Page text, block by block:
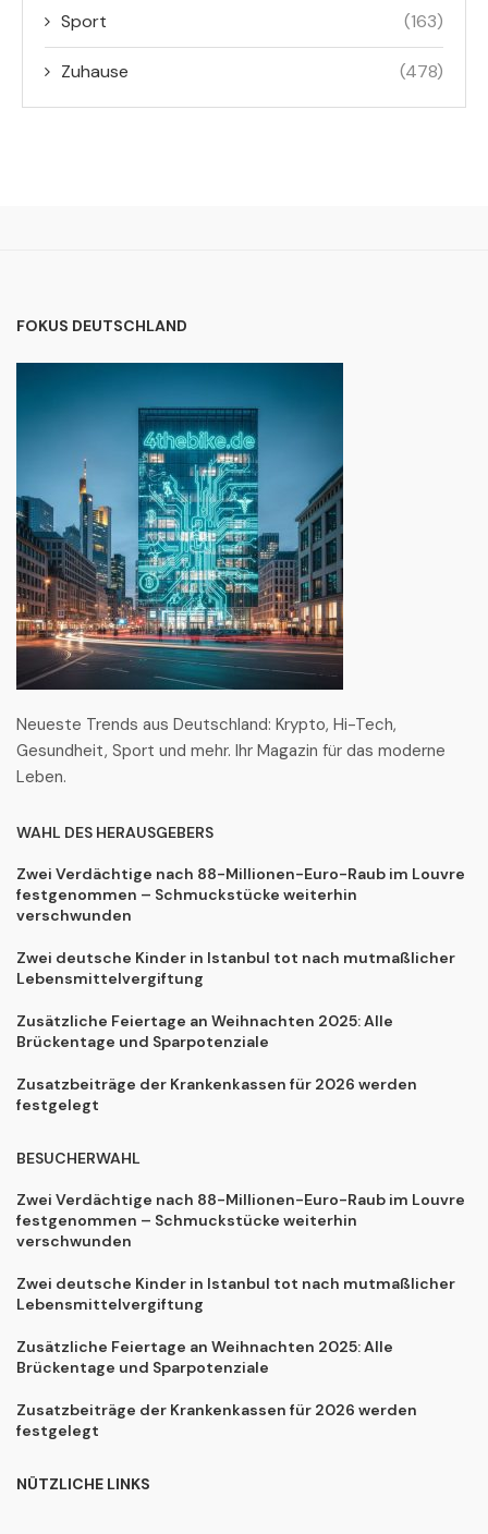
Sport (163)
Zuhause (478)
FOKUS DEUTSCHLAND
Neueste Trends aus Deutschland: Krypto, Hi-Tech,
Gesundheit, Sport und mehr. Ihr Magazin für das moderne
Leben.
WAHL DES HERAUSGEBERS
Zwei Verdächtige nach 88-Millionen-Euro-Raub im Louvre
festgenommen – Schmuckstücke weiterhin
verschwunden
Zwei deutsche Kinder in Istanbul tot nach mutmaßlicher
Lebensmittelvergiftung
Zusätzliche Feiertage an Weihnachten 2025: Alle
Brückentage und Sparpotenziale
Zusatzbeiträge der Krankenkassen für 2026 werden
festgelegt
BESUCHERWAHL
Zwei Verdächtige nach 88-Millionen-Euro-Raub im Louvre
festgenommen – Schmuckstücke weiterhin
verschwunden
Zwei deutsche Kinder in Istanbul tot nach mutmaßlicher
Lebensmittelvergiftung
Zusätzliche Feiertage an Weihnachten 2025: Alle
Brückentage und Sparpotenziale
Zusatzbeiträge der Krankenkassen für 2026 werden
festgelegt
NÜTZLICHE LINKS